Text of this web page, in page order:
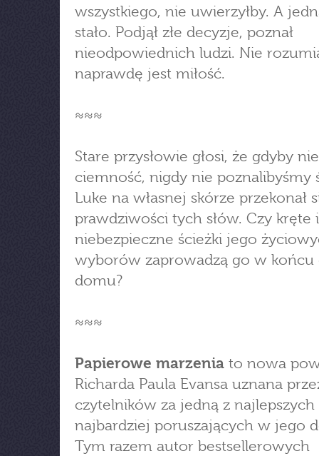
wszystkiego, nie uwierzyłby. A
stało. Podjął złe decyzje, poznał
nieodpowiednich ludzi. Nie
naprawdę jest miłość.
≈≈≈
Stare przysłowie głosi, że gdyby nie
ciemność, nigdy nie poznalibyśmy
Luke na własnej skórze przekonał
prawdziwości tych słów. Czy kręte i
niebezpieczne ścieżki jego
wyborów zaprowadzą go w końcu
domu?
≈≈≈
Papierowe marzenia to nowa
Richarda Paula Evansa uznana
czytelników za jedną z najlepszych
najbardziej poruszających w jego
Tym razem autor bestsellerowych